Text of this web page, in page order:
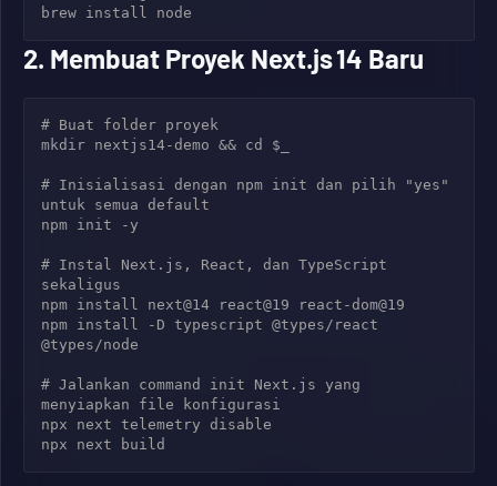
2. Membuat Proyek Next.js 14 Baru
# Buat folder proyek
mkdir nextjs14-demo && cd $_
# Inisialisasi dengan npm init dan pilih "yes"
untuk semua default
npm init -y
# Instal Next.js, React, dan TypeScript
sekaligus
npm install next@14 react@19 react-dom@19
npm install -D typescript @types/react
@types/node
# Jalankan command init Next.js yang
menyiapkan file konfigurasi
npx next telemetry disable